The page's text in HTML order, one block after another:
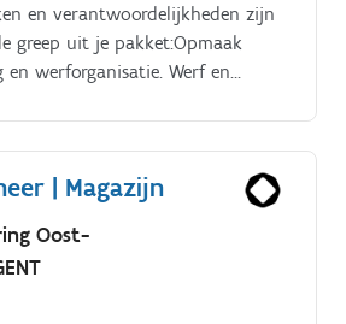
en verantwoordelijkheden zijn
greep uit je pakket:Opmaak
werforganisatie. Werf en
van meerdere ploegen in
beheer van de
tot as built
aan werfvergaderingen en eerste
werf;Oog voor de veiligheids en
werf.
| Magazijn
Oost-